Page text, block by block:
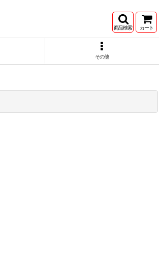
商品検索 カート
その他